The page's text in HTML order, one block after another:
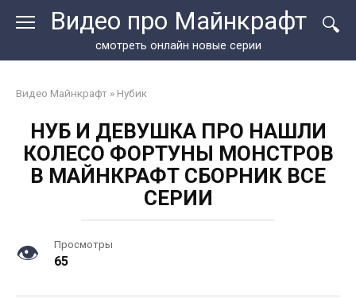
Видео про Майнкрафт
смотреть онлайн новые серии
Видео Майнкрафт » Нубик
НУБ И ДЕВУШКА ПРО НАШЛИ
КОЛЕСО ФОРТУНЫ МОНСТРОВ
В МАЙНКРАФТ СБОРНИК ВСЕ
СЕРИИ
Просмотры
65